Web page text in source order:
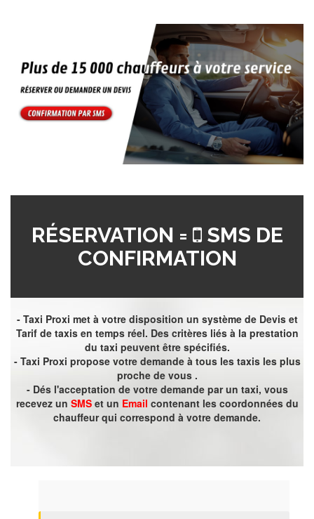
RÉSERVATION =
SMS DE
CONFIRMATION
- Taxi Proxi met à votre disposition un système de Devis et
Tarif de taxis en temps réel. Des critères liés à la prestation
du taxi peuvent être spécifiés.
- Taxi Proxi propose votre demande à tous les taxis les plus
proche de vous .
- Dés l'acceptation de votre demande par un taxi, vous
recevez un SMSet un Email contenant les coordonnées du
chauffeur qui correspond à votre demande.